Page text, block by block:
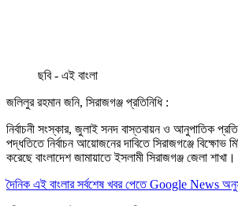
ছবি - এই বাংলা
জলিলুর রহমান জনি, সিরাজগঞ্জ প্রতিনিধি :
নির্বাচনী সংস্কার, জুলাই সনদ বাস্তবায়ন ও আনুপাতিক
পদ্ধতিতে নির্বাচন আয়োজনের দাবিতে সিরাজগঞ্জে বিক্ষোভ
করেছে বাংলাদেশ জামায়াতে ইসলামী সিরাজগঞ্জ জেলা শাখা।
দৈনিক এই বাংলার সর্বশেষ খবর পেতে Google News